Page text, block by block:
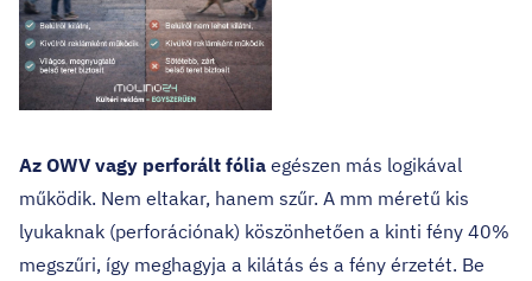
Az OWV vagy perforált fólia egészen más logikával
működik. Nem eltakar, hanem szűr. A mm méretű kis
lyukaknak (perforációnak) köszönhetően a kinti fény 40%
megszűri, így meghagyja a kilátás és a fény érzetét. Be